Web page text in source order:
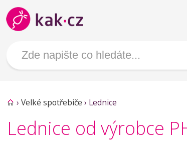
› Velké spotřebiče › Lednice
Lednice od výrobce